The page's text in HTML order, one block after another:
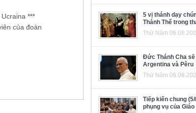
***
của đoàn
5 vị thánh dạy
Thánh Thể trong
Thứ Năm
Đức Thánh Cha
Argentina và Pêru
Thứ Năm
Tiếp kiến chung
phụng vụ của Giáo